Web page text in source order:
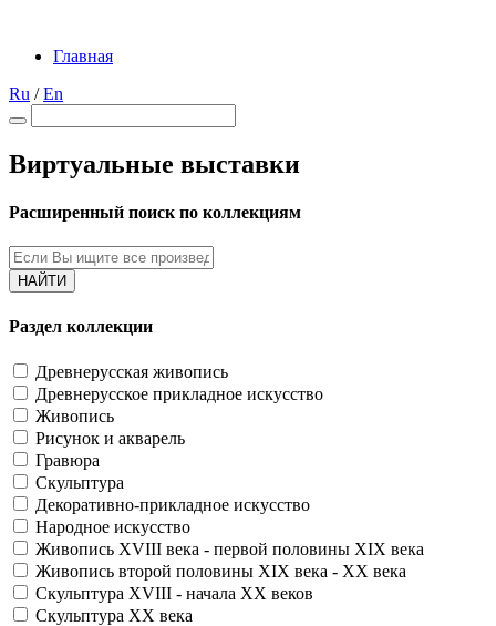
Главная
Ru /En
Виртуальные выставки
Расширенный поиск по коллекциям
НАЙТИ
Раздел коллекции
Древнерусская живопись
Древнерусское прикладное искусство
Живопись
Рисунок и акварель
Гравюра
Скульптура
Декоративно-прикладное искусство
Народное искусство
Живопись XVIII века - первой половины XIX века
Живопись второй половины XIX века - XX века
Скульптура XVIII - начала XX веков
Скульптура XX века